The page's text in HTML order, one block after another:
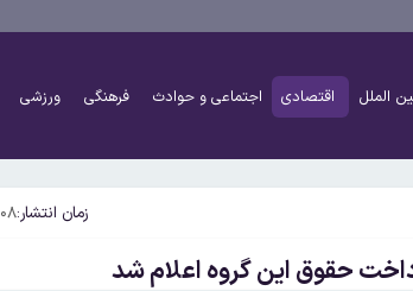
الملل اقتصادی اجتماعی و حوادث فرهنگی ورزشی
زمان انتشار:۰۸ آبان ۱۴۰۴
حقوق این گروه اعلام شد